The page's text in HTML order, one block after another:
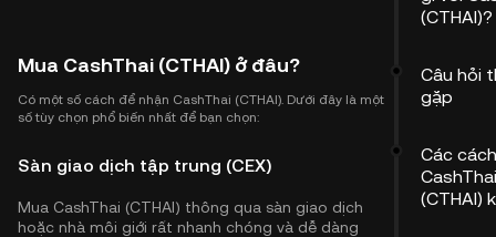
Mua CashThai (CTHAI) ở đâu?
Có một số cách để nhận CashThai (CTHAI). Dưới đây là một
số tùy chọn phổ biến nhất để bạn chọn:
Sàn giao dịch tập trung (CEX)
Mua CashThai (CTHAI) thông qua sàn giao dịch
hoặc nhà môi giới rất nhanh chóng và dễ dàng
(CTHAI)?
Câu hỏi
gặp
Các
CashThai
(CTHAI)